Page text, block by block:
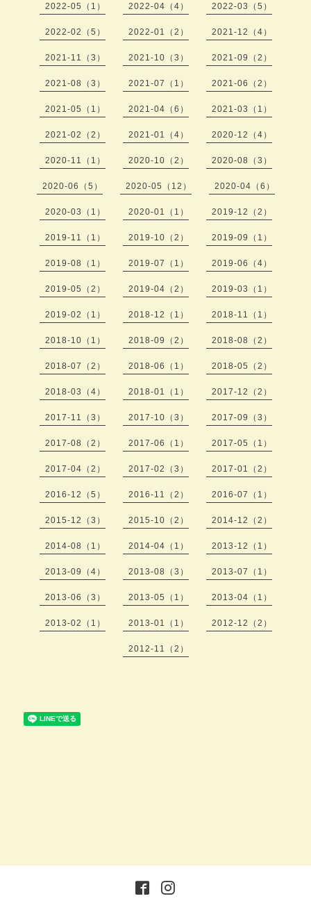
2022-05（1） 2022-04（4） 2022-03（5）
2022-02（5） 2022-01（2） 2021-12（4）
2021-11（3） 2021-10（3） 2021-09（2）
2021-08（3） 2021-07（1） 2021-06（2）
2021-05（1） 2021-04（6） 2021-03（1）
2021-02（2） 2021-01（4） 2020-12（4）
2020-11（1） 2020-10（2） 2020-08（3）
2020-06（5） 2020-05（12） 2020-04（6）
2020-03（1） 2020-01（1） 2019-12（2）
2019-11（1） 2019-10（2） 2019-09（1）
2019-08（1） 2019-07（1） 2019-06（4）
2019-05（2） 2019-04（2） 2019-03（1）
2019-02（1） 2018-12（1） 2018-11（1）
2018-10（1） 2018-09（2） 2018-08（2）
2018-07（2） 2018-06（1） 2018-05（2）
2018-03（4） 2018-01（1） 2017-12（2）
2017-11（3） 2017-10（3） 2017-09（3）
2017-08（2） 2017-06（1） 2017-05（1）
2017-04（2） 2017-02（3） 2017-01（2）
2016-12（5） 2016-11（2） 2016-07（1）
2015-12（3） 2015-10（2） 2014-12（2）
2014-08（1） 2014-04（1） 2013-12（1）
2013-09（4） 2013-08（3） 2013-07（1）
2013-06（3） 2013-05（1） 2013-04（1）
2013-02（1） 2013-01（1） 2012-12（2）
2012-11（2）